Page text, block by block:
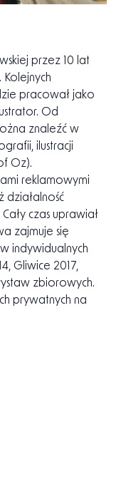
przez 10 lat
Kolejnych
pracował jako
Od
znaleźć w
ilustracji
Oz).
reklamowymi
działalność
czas uprawiał
zajmuje się
indywidualnych
zbiorowych.